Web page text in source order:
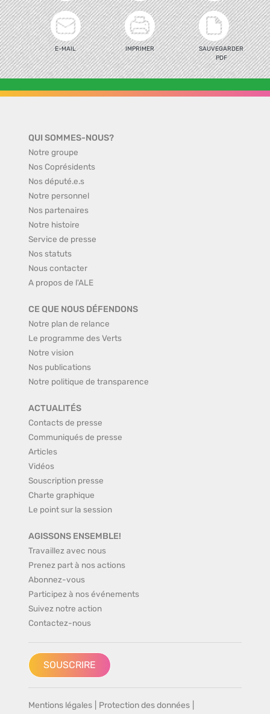
E-MAIL IMPRIMER
SAUVEGARDER
PDF
QUI SOMMES-NOUS?
Notre groupe
Nos Coprésidents
Nos député.e.s
Notre personnel
Nos partenaires
Notre histoire
Service de presse
Nos statuts
Nous contacter
A propos de l'ALE
CE QUE NOUS DÉFENDONS
Notre plan de relance
Le programme des Verts
Notre vision
Nos publications
Notre politique de transparence
ACTUALITÉS
Contacts de presse
Communiqués de presse
Articles
Vidéos
Souscription presse
Charte graphique
Le point sur la session
AGISSONS ENSEMBLE!
Travaillez avec nous
Prenez part à nos actions
Abonnez-vous
Participez à nos événements
Suivez notre action
Contactez-nous
SOUSCRIRE
Mentions légales Protection des données